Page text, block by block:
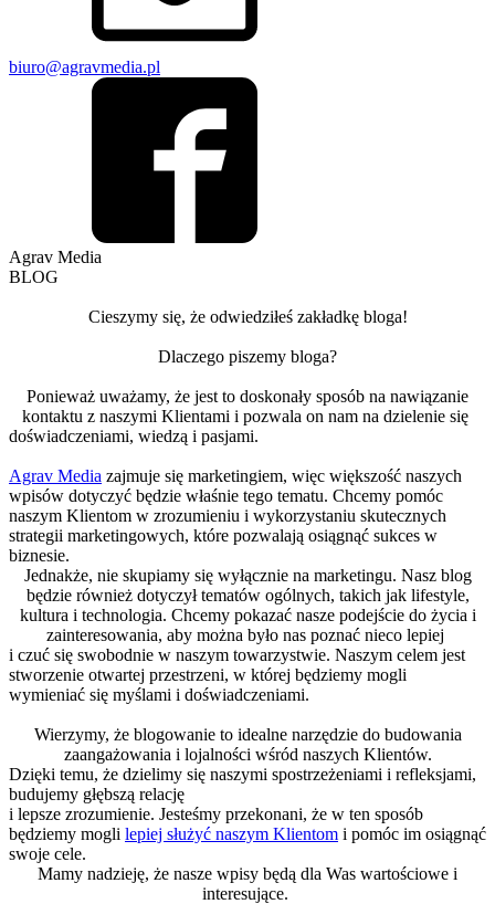
biuro@agravmedia.pl
Agrav Media
BLOG
Cieszymy się, że odwiedziłeś zakładkę bloga!
Dlaczego piszemy bloga?
Ponieważ uważamy, że jest to doskonały sposób na nawiązanie
kontaktu z naszymi Klientami i pozwala on nam na dzielenie się
doświadczeniami, wiedzą i pasjami.
Agrav Media zajmuje się marketingiem, więc większość naszych
wpisów dotyczyć będzie właśnie tego tematu. Chcemy pomóc
naszym Klientom w zrozumieniu i wykorzystaniu skutecznych
strategii marketingowych, które pozwalają osiągnąć sukces w
biznesie.
Jednakże, nie skupiamy się wyłącznie na marketingu. Nasz blog
będzie również dotyczył tematów ogólnych, takich jak lifestyle,
kultura i technologia. Chcemy pokazać nasze podejście do życia i
zainteresowania, aby można było nas poznać nieco lepiej
i czuć się swobodnie w naszym towarzystwie. Naszym celem jest
stworzenie otwartej przestrzeni, w której będziemy mogli
wymieniać się myślami i doświadczeniami.
Wierzymy, że blogowanie to idealne narzędzie do budowania
zaangażowania i lojalności wśród naszych Klientów.
Dzięki temu, że dzielimy się naszymi spostrzeżeniami i refleksjami,
budujemy głębszą relację
i lepsze zrozumienie. Jesteśmy przekonani, że w ten sposób
będziemy mogli lepiej służyć naszym Klientom i pomóc im osiągnąć
swoje cele.
Mamy nadzieję, że nasze wpisy będą dla Was wartościowe i
interesujące.